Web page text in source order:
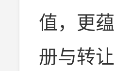
值，更
册与转